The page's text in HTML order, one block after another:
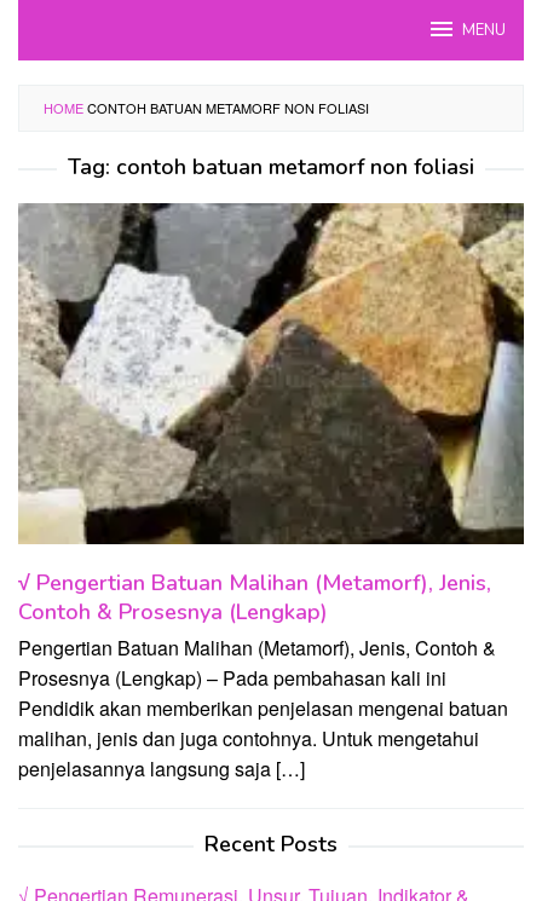
MENU
HOMECONTOH BATUAN METAMORF NON FOLIASI
Tag: contoh batuan metamorf non foliasi
√ Pengertian Batuan Malihan (Metamorf), Jenis,
Contoh & Prosesnya (Lengkap)
Pengertian Batuan Malihan (Metamorf), Jenis, Contoh &
Prosesnya (Lengkap) – Pada pembahasan kali ini
Pendidik akan memberikan penjelasan mengenai batuan
malihan, jenis dan juga contohnya. Untuk mengetahui
penjelasannya langsung saja […]
Recent Posts